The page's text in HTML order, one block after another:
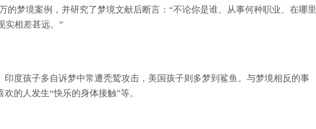
的梦境案例，并研究了梦境文献后断言：“不论你是谁、从事何种职业、在哪里
实相差甚远。”
度孩子多自诉梦中常遭秃鹫攻击，美国孩子则多梦到鲨鱼。与梦境相反的事
的人发生“快乐的身体接触”等。